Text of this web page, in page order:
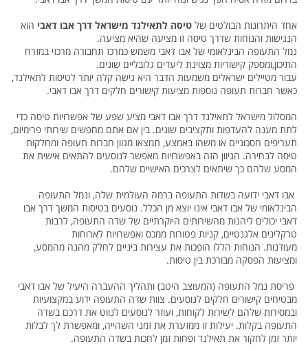
אחד היתרונות הבולטים של טיסה לתאילנד מישראל דרך אבו דאבי הוא
הנגישות והנוחות שדרך טיסה זו מציעה שהיא מציעה.
נמל התעופה הבינלאומי של אבו דאבי משמש כמרכז תחבורה מרכזי במזרח
התיכון,ומספק קישוריות מצוינת ליעדים גלובליים שונים.
עבור מטיילים ישראלים משמעות הדבר היא גישה קלה יותר לטיסות לתאילנד,
כאשר חברות תעופה נוספות מציעות קישורים חלקים דרך אבו דאבי.
המסלול מישראל לתאילנד דרך אבו דאבי מציע שפע של אפשרויות טיסה כדי
לתת מענה להעדפות ותקציבים שונים. בין אם אתם מחפשים שירותי פרימיום,
תעריפים חסכוניים או משהו באמצע, תמצאו מגוון חברות תעופה ומחלקות
טיסה לבחירה. הגיוון הזה באפשרויות מאפשר לנוסעים להתאים אישית את
המסע שלהם כך שיתאים לצרכים האישיים שלהם.
אבו דאבי ידועה בשדות התעופה ברמה העולמית שלה, ונמל התעופה
הבינלאומי של אבו דאבי אינו יוצא מן הכלל. נוסעים בטיסות המשך דרך אבו
דאבי יכולים ליהנות מהשירותים היוקרתיים של שדה התעופה, לרבות
טרקלינים אלגנטיים, קניות פטורות ממכס ואפשרויות לארוחות
מעודנות. הנוחות הללו הופכות את עצירות ביניים לחלק מהנה מהמסע,
ומציעות הפסקה מבורכת בין טיסות.
פריסת נמל התעופה (המעוצב היטב) ותהליך ההעברה היעיל של אבו דאבי
מבטיחים קישורים חלקים לנוסעים. צוות שדה התעופה ידוע במקצועיות
ובמסירות שלהם לשירות לקוחות, ועוזר לנוסעים לנווט את דרכם בשדה
התעופה בקלות. יעילות זו ממזערת את זמני השהייה, ומאפשרת לך לבלות
יותר זמן לחקור את תאילנד ופחות זמן לחכות בשדה התעופה.